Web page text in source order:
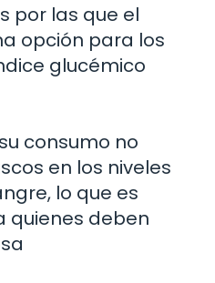
por las que el
opción para los
glucémico
consumo no
en los niveles
lo que es
quienes deben